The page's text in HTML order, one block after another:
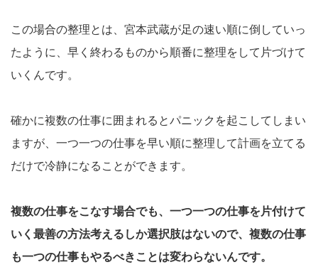
この場合の整理とは、宮本武蔵が足の速い順に倒していっ
たように、早く終わるものから順番に整理をして片づけて
いくんです。
確かに複数の仕事に囲まれるとパニックを起こしてしまい
ますが、一つ一つの仕事を早い順に整理して計画を立てる
だけで冷静になることができます。
複数の仕事をこなす場合でも、一つ一つの仕事を片付けて
いく最善の方法考えるしか選択肢はないので、複数の仕事
も一つの仕事もやるべきことは変わらないんです。